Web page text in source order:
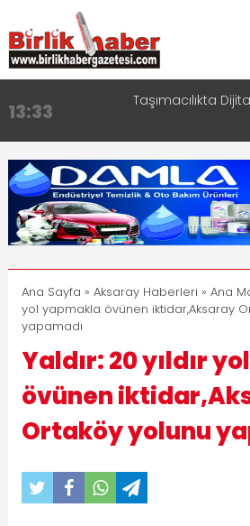
13:33 Taşımacılıkta
17:15
Aksaray OSB Bölge
16:00
Aksaray Esnaf Rehberi
8:23 Aksaray
11:30
Birlikhaber.com Yayın
Ana Sayfa » Aksaray Haberleri » Ana
yol yapmakla övünen iktidar,Aksaray
yapamadı
Yaldır: 20 yıldır
övünen
Ortaköy yolunu